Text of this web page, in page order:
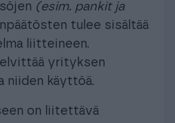
(esim. pankit ja
tulee sisältää
liitteineen.
yrityksen
niiden käyttöä.
on liitettävä